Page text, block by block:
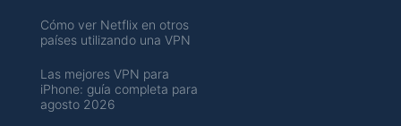
Cómo ver Netflix en otros
países utilizando una VPN
Las mejores VPN para
iPhone: guía completa para
agosto 2026